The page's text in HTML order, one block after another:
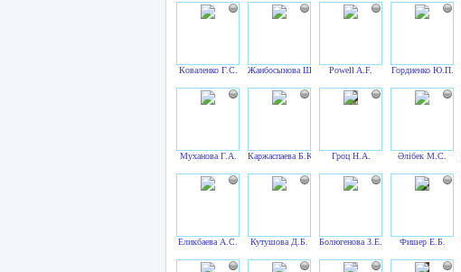
Коваленко Г.С. Жанбосынова Ш.Д. Powell A.F. Гордиенко Ю.П.
Муханова Г.А. Каржаспаева Б.К. Гроц Н.А. Әлібек М.С.
Еликбаева А.С. Кутушова Д.Б. Болюгенова З.Е. Фишер Е.Б.